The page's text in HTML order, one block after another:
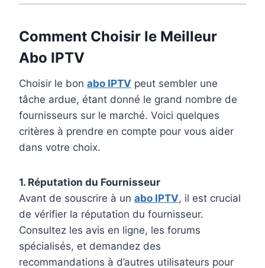
Comment Choisir le Meilleur
Abo IPTV
Choisir le bon abo IPTV peut sembler une
tâche ardue, étant donné le grand nombre de
fournisseurs sur le marché. Voici quelques
critères à prendre en compte pour vous aider
dans votre choix.
1. Réputation du Fournisseur
Avant de souscrire à un abo IPTV, il est crucial
de vérifier la réputation du fournisseur.
Consultez les avis en ligne, les forums
spécialisés, et demandez des
recommandations à d’autres utilisateurs pour